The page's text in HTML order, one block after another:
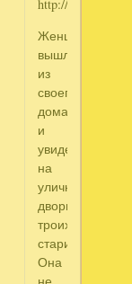
Женщина
вышла
из
своего
дома
и
увидела
на
уличном
дворике
троих
стариков.
Она